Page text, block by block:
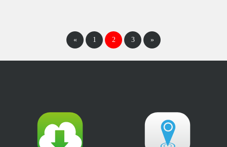
« 1 2 3 »